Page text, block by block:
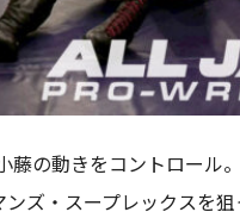
の動きをコントロール
ズ・スープレックスを